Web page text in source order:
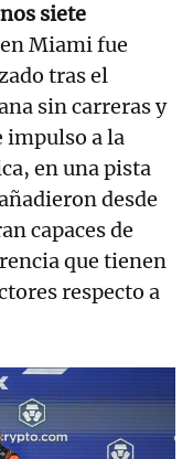
siete
Miami fue
tras el
sin carreras y
impulso a la
en una pista
desde
capaces de
que tienen
respecto a